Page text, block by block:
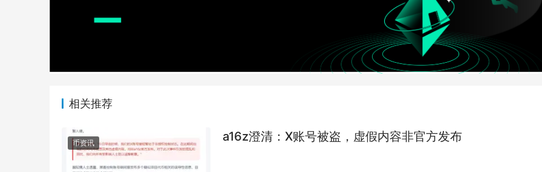
相关推荐
币资讯 a16z澄清：X账号被盗，虚假内容非官方发布